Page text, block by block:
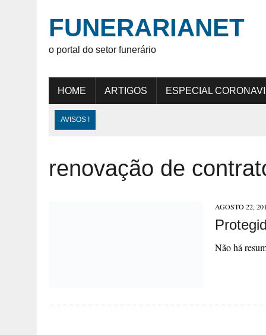
FUNERARIANET
o portal do setor funerário
HOME ARTIGOS ESPECIAL
AVISOS !
renovação de
AGOSTO 22,
Não há